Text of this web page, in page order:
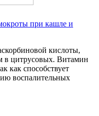
при кашле и
кислоты,
в цитрусовых. Витамин
как способствует
воспалительных